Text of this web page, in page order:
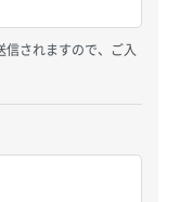
されますので、ご入